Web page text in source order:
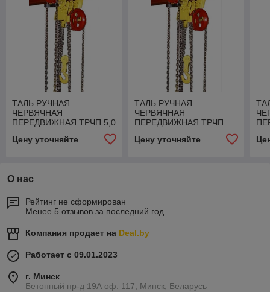
ТАЛЬ РУЧНАЯ
ЧЕРВЯЧНАЯ
ПЕРЕДВИЖНАЯ ТРЧП 5,0
Цену уточняйте
ТАЛЬ РУЧНАЯ
ЧЕРВЯЧНАЯ
ПЕРЕДВИЖНАЯ ТРЧП
Цену уточняйте
О нас
Рейтинг не сформирован
Менее 5 отзывов за последний год
Компания продает на Deal.by
Работает с 09.01.2023
г. Минск
Бетонный пр-д 19А оф. 117, Минск, Беларусь